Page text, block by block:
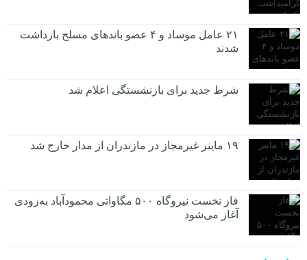
۲۱ عامل موساد و ۴ عضو باند‌های مسلح بازداشت
شدند
شرط جدید برای بازنشستگی اعلام شد
۱۹ ماینر غیرمجاز در مازندران از مدار خارج شد
فاز نخست نیروگاه ۵۰۰ مگاواتی محمودآباد به‌زودی
آغاز می‌شود